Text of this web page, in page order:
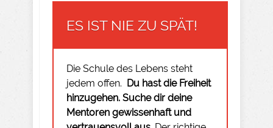
ES IST NIE ZU SPÄT!
Die Schule des Lebens steht
jedem offen. Du hast die Freiheit
hinzugehen. Suche dir deine
Mentoren gewissenhaft und